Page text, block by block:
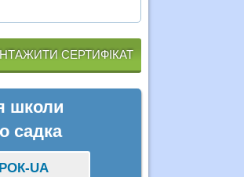
СЕРТИФІКАТ
школи
садка
UA